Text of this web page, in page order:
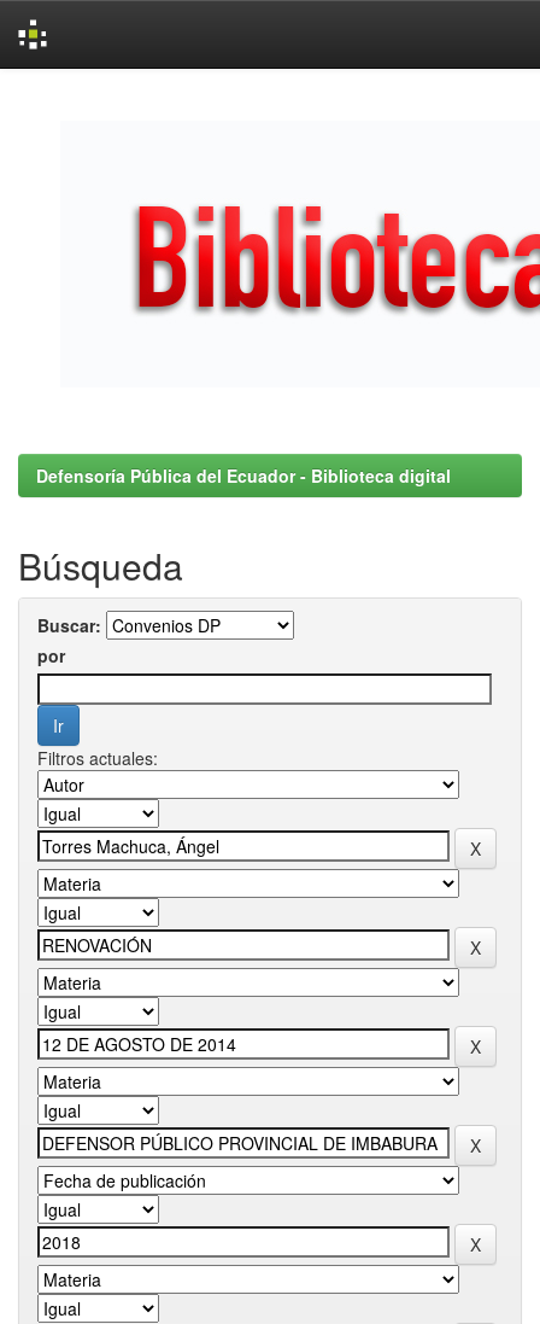
Defensoría Pública del Ecuador - Biblioteca digital
Búsqueda
Buscar:
por
Filtros actuales: